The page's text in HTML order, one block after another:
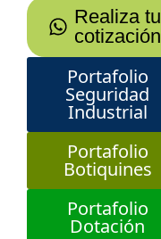
Realiza tu
cotización
Portafolio
Seguridad
Industrial
Portafolio
Botiquines
Portafolio
Dotación